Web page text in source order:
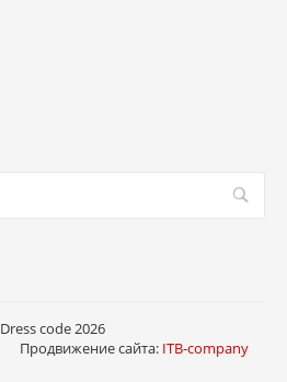
Dress code 2026
Продвижение сайта: ITB-company